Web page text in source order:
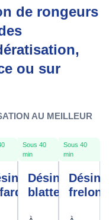
de rongeurs
ou sur
AU MEILLEUR
Sous 40
min
Désinfection
blattes
Sous 40
min
frelons